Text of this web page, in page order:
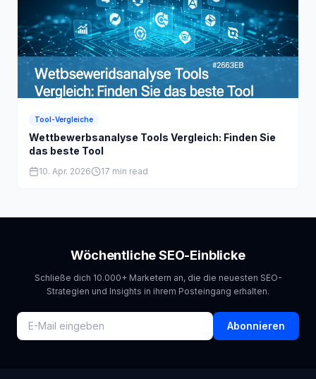
Tool-Vergleiche
Wettbewerbsanalyse Tools Vergleich: Finden Sie
das beste Tool
10. Apr. 2026 17 min read
Wöchentliche SEO-Einblicke
Schließe dich 10.000+ Marketern an, die die neuesten SEO-
Strategien und Insights in ihrem Posteingang erhalten.
Abonnieren